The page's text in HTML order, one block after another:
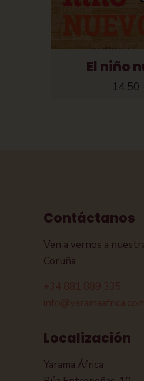
El niño
14,50
Contáctanos
Ven a vernos a
Coruña
Localización
Yarama África